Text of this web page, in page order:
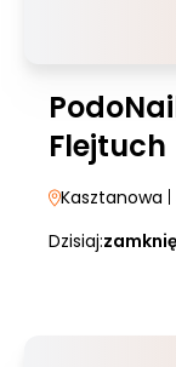
Flejtuch
Kasztanowa
Dzisiaj: